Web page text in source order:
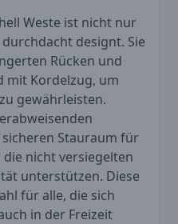
Weste ist nicht nur
designt. Sie
Rücken und
mit Kordelzug, um
gewährleisten.
Stauraum für
nicht versiegelten
unterstützen. Diese
für alle, die sich
in der Freizeit